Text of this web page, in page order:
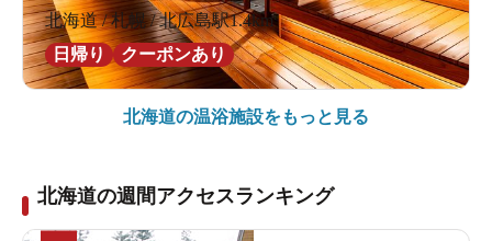
北海道 / 札幌 / 北広島駅1.4km
日帰り
クーポンあり
北海道の温浴施設をもっと見る
北海道の週間アクセスランキング